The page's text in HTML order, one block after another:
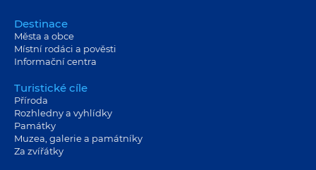
Destinace
Města a obce
Místní rodáci a pověsti
Informační centra
Turistické cíle
Příroda
Rozhledny a vyhlídky
Památky
Muzea, galerie a památníky
Za zvířátky